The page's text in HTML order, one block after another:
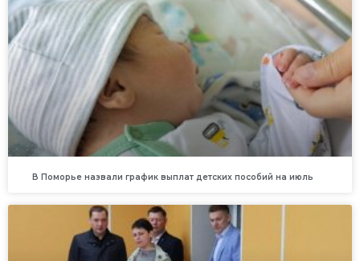
В Поморье назвали график выплат детских пособий на июль